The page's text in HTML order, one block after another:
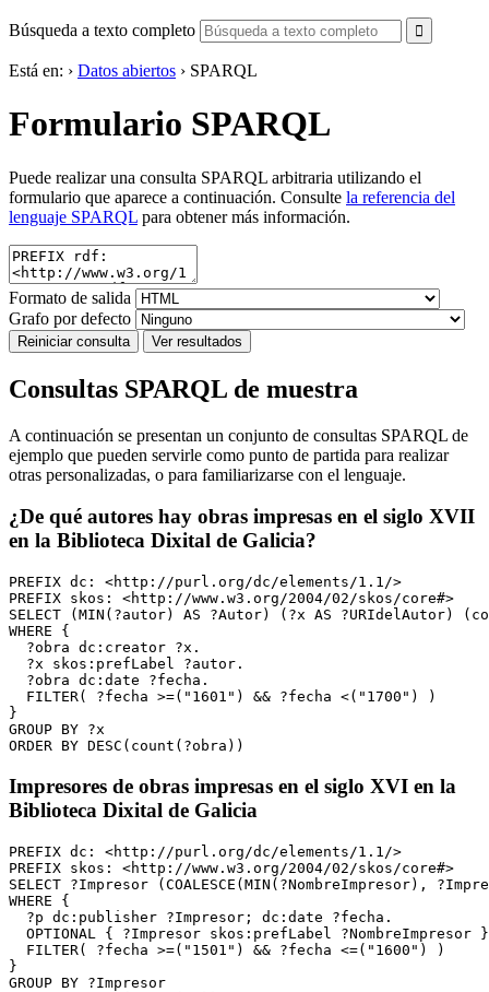
Búsqueda a texto completo
Está en: › Datos abiertos › SPARQL
Formulario SPARQL
Puede realizar una consulta SPARQL arbitraria utilizando el
formulario que aparece a continuación. Consulte la referencia del
lenguaje SPARQL para obtener más información.
Formato de salida
Grafo por defecto
Consultas SPARQL de muestra
A continuación se presentan un conjunto de consultas SPARQL de
ejemplo que pueden servirle como punto de partida para realizar
otras personalizadas, o para familiarizarse con el lenguaje.
¿De qué autores hay obras impresas en el siglo XVII
en la Biblioteca Dixital de Galicia?
PREFIX dc: <http://purl.org/dc/elements/1.1/>
PREFIX skos: <http://www.w3.org/2004/02/skos/core#>
SELECT (MIN(?autor) AS ?Autor) (?x AS ?URIdelAutor)
WHERE {
  ?obra dc:creator ?x.
  ?x skos:prefLabel ?autor.
  ?obra dc:date ?fecha.
  FILTER( ?fecha >=("1601") && ?fecha <("1700") )
}
GROUP BY ?x
ORDER BY DESC(count(?obra))
Impresores de obras impresas en el siglo XVI en la
Biblioteca Dixital de Galicia
PREFIX dc: <http://purl.org/dc/elements/1.1/>
PREFIX skos: <http://www.w3.org/2004/02/skos/core#>
SELECT ?Impresor (COALESCE(MIN(?NombreImpresor),
WHERE {
  ?p dc:publisher ?Impresor; dc:date ?fecha.
  OPTIONAL { ?Impresor skos:prefLabel ?NombreImpresor }
  FILTER( ?fecha >=("1501") && ?fecha <=("1600") )
}
GROUP BY ?Impresor